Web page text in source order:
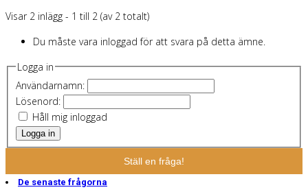
Visar 2 inlägg - 1 till 2 (av 2 totalt)
Du måste vara inloggad för att svara på detta ämne.
Logga in
Användarnamn:
Lösenord:
Håll mig inloggad
Logga in
Ställ en fråga!
De senaste frågorna